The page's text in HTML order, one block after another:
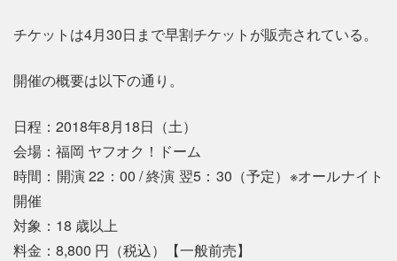
チケットは4月30日まで早割チケットが販売されている。
開催の概要は以下の通り。
日程：2018年8月18日（土）
会場：福岡 ヤフオク！ドーム
時間：開演 22：00 / 終演 翌5：30（予定）※オールナイト
開催
対象：18 歳以上
料金：8,800 円（税込）【一般前売】